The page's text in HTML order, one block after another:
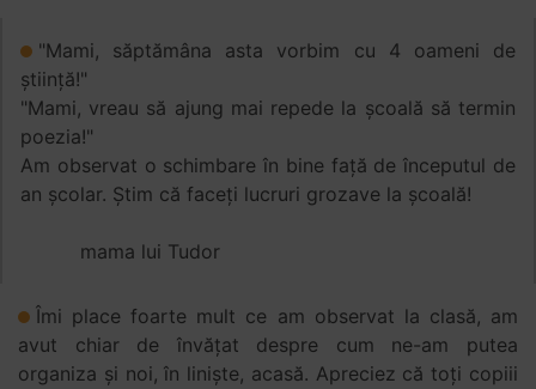
"Mami, săptămâna asta vorbim cu 4 oameni de
știință!"
"Mami, vreau să ajung mai repede la școală să termin
poezia!"
Am observat o schimbare în bine față de începutul de
an școlar. Știm că faceți lucruri grozave la școală!
mama lui Tudor
Îmi place foarte mult ce am observat la clasă, am
avut chiar de învățat despre cum ne-am putea
organiza și noi, în liniște, acasă. Apreciez că toți copiii